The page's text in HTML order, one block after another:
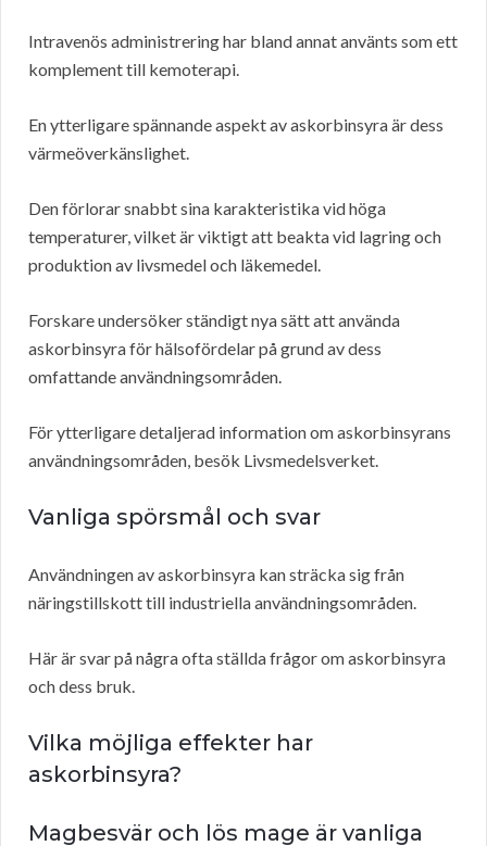
Intravenös administrering har bland annat använts som ett
komplement till kemoterapi.
En ytterligare spännande aspekt av askorbinsyra är dess
värmeöverkänslighet.
Den förlorar snabbt sina karakteristika vid höga
temperaturer, vilket är viktigt att beakta vid lagring och
produktion av livsmedel och läkemedel.
Forskare undersöker ständigt nya sätt att använda
askorbinsyra för hälsofördelar på grund av dess
omfattande användningsområden.
För ytterligare detaljerad information om askorbinsyrans
användningsområden, besök Livsmedelsverket.
Vanliga spörsmål och svar
Användningen av askorbinsyra kan sträcka sig från
näringstillskott till industriella användningsområden.
Här är svar på några ofta ställda frågor om askorbinsyra
och dess bruk.
Vilka möjliga effekter har
askorbinsyra?
Magbesvär och lös mage är vanliga